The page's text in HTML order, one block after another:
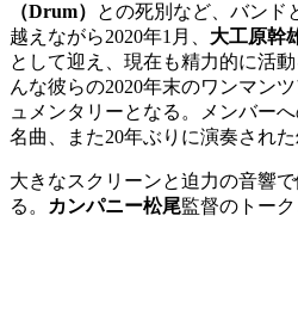
（Drum）
との死別など、バンド
越えながら2020年1月、 大工原幹
として迎え、現在も精力的に活
んな彼らの2020年末のワンマン
ュメンタリーとなる。メンバー
名曲、また20年ぶりに演奏され
大きなスクリーンと迫力の音響
る。
カンパニー松尾監督のトー